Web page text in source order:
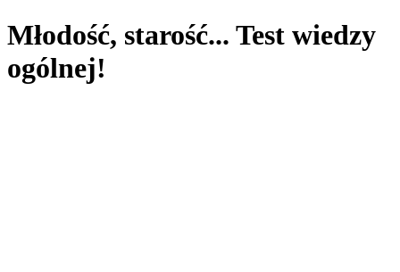
Młodość, starość... Test wiedzy
ogólnej!